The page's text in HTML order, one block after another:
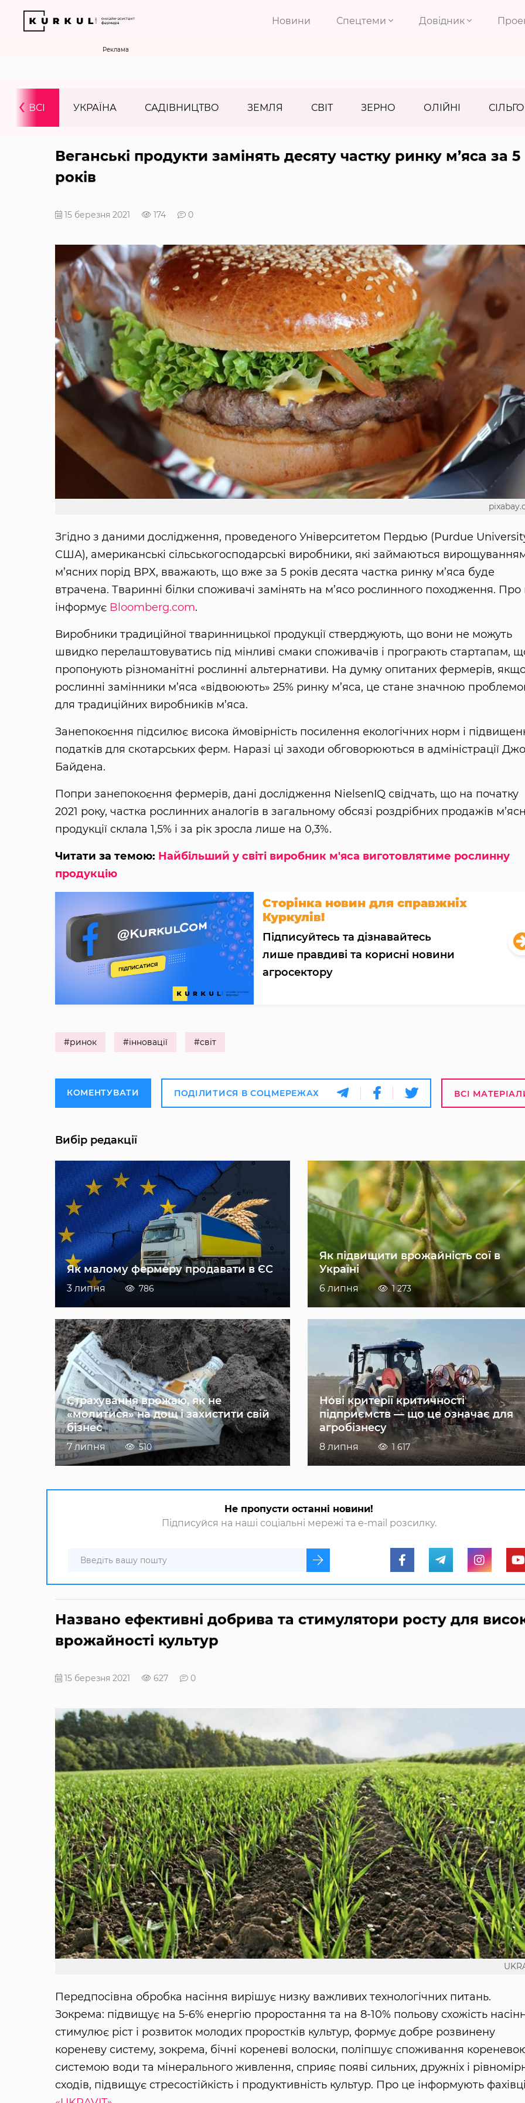
Новини Спецтеми Довідник
Реклама
ВСІ УКРАЇНА САДІВНИЦТВО ЗЕМЛЯ СВІТ ЗЕРНО ОЛІЙНІ
‹
Веганські продукти замінять десяту частку ринку м’яса за 5
років
15 березня 2021 174 0
Згідно з даними дослідження, проведеного Університетом Пердью (Purdue
США), американські сільськогосподарські виробники, які займаються
м’ясних порід ВРХ, вважають, що вже за 5 років десята частка ринку м’яса буде
втрачена. Тваринні білки споживачі замінять на м’ясо рослинного походження. Про
інформує Bloomberg.com.
Виробники традиційної тваринницької продукції стверджують, що вони не можуть
швидко перелаштовуватись під мінливі смаки споживачів і програють стартапам,
пропонують різноманітні рослинні альтернативи. На думку опитаних фермерів,
рослинні замінники м’яса «відвоюють» 25% ринку м’яса, це стане значною
для традиційних виробників м’яса.
Занепокоєння підсилює висока ймовірність посилення екологічних норм і
податків для скотарських ферм. Наразі ці заходи обговорюються в адміністрації Джо
Байдена.
Попри занепокоєння фермерів, дані дослідження NielsenIQ свідчать, що на початку
2021 року, частка рослинних аналогів в загальному обсязі роздрібних продажів
продукції склала 1,5% і за рік зросла лише на 0,3%.
Читати за темою: Найбільший у світі виробник м'яса виготовлятиме рослинну
продукцію
Сторінка новин для справжніх
Куркулів!
Підписуйтесь та дізнавайтесь
лише правдиві та корисні новини
агросектору
#ринок #інновації #світ
КОМЕНТУВАТИ ПОДІЛИТИСЯ В СОЦМЕРЕЖАХ ВСІ
Вибір редакції
Як малому фермеру продавати в ЄС
3 липня 786
Як підвищити врожайність сої в
Україні
6 липня 1 273
Страхування врожаю, як не
«молитися» на дощ і захистити свій
бізнес
7 липня 510
Нові критерії критичності
підприємств — що це означає для
агробізнесу
8 липня 1 617
Не пропусти останні новини!
Підписуйся на наші соціальні мережі та e-mail розсилку.
Названо ефективні добрива та стимулятори росту для
врожайності культур
15 березня 2021 627 0
Передпосівна обробка насіння вирішує низку важливих технологічних питань.
Зокрема: підвищує на 5-6% енергію проростання та на 8-10% польову схожість
стимулює ріст і розвиток молодих проростків культур, формує добре розвинену
кореневу систему, зокрема, бічні кореневі волоски, поліпшує споживання
системою води та мінерального живлення, сприяє появі сильних, дружніх і
сходів, підвищує стресостійкість і продуктивність культур. Про це інформують